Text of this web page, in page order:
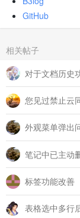
GitHub
相关帖子
对于文档历史
您见过禁止云
外观菜单弹出
笔记中已主动
标签功能改善
表格选中多行